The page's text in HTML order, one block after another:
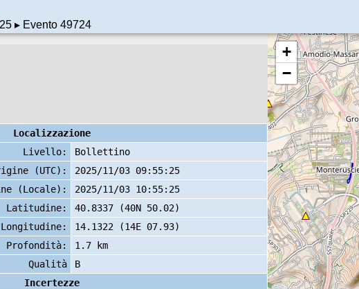
▸ Evento 49724
Localizzazione
Livello:
Bollettino
(UTC):
2025/11/03 09:55:25
(Locale):
2025/11/03 10:55:25
Latitudine:
40.8337 (40N 50.02)
Longitudine:
14.1322 (14E 07.93)
Profondità:
1.7 km
Qualità
B
Incertezze
+
−